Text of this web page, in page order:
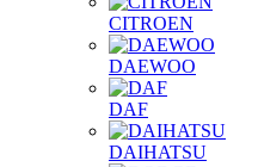
CITROEN
DAEWOO
DAF
DAIHATSU